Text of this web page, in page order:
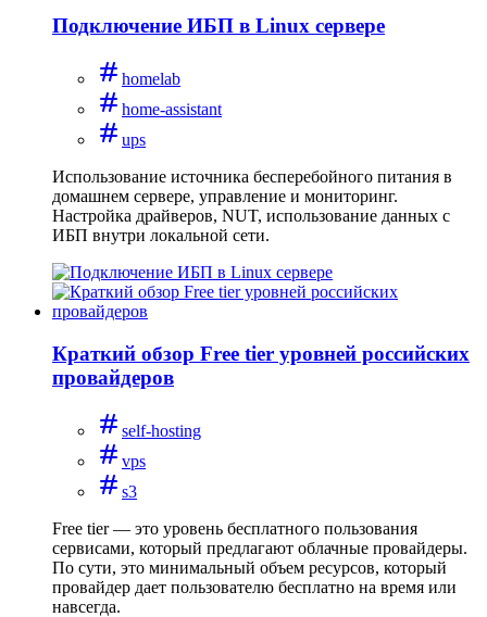
Подключение ИБП в Linux сервере
homelab
home-assistant
ups
Использование источника бесперебойного питания в
домашнем сервере, управление и мониторинг.
Настройка драйверов, NUT, использование данных с
ИБП внутри локальной сети.
Краткий обзор Free tier уровней российских
провайдеров
self-hosting
vps
s3
Free tier — это уровень бесплатного пользования
сервисами, который предлагают облачные провайдеры.
По сути, это минимальный объем ресурсов, который
провайдер дает пользователю бесплатно на время или
навсегда.